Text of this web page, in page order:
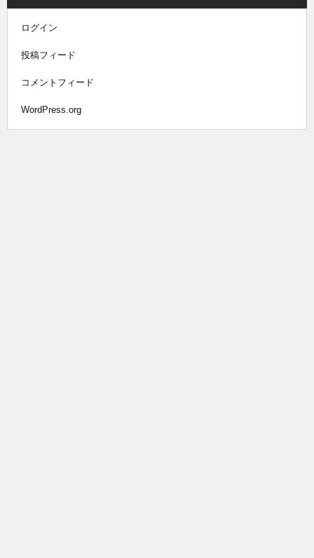
ログイン
投稿フィード
コメントフィード
WordPress.org